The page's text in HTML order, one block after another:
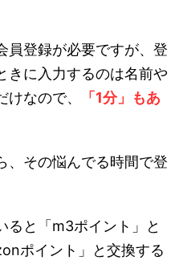
員登録が必要ですが、登
きに入力するのは名前や
なので、
「1分」もあ
、その悩んでる時間で登
ると「m3ポイント」と
ポイント」と交換する